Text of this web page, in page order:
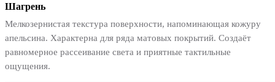
Шагрень
Мелкозернистая текстура поверхности, напоминающая кожуру
апельсина. Характерна для ряда матовых покрытий. Создаёт
равномерное рассеивание света и приятные тактильные
ощущения.